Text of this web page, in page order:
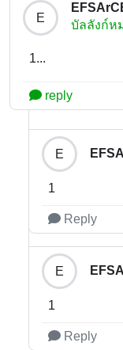
E
บัลลังก์ห
1...
reply
E
1
Reply
E
1
Reply